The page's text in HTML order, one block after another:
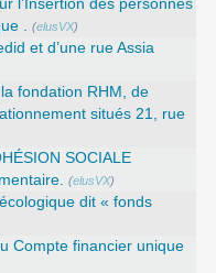
l’Insertion des personnes
.
(elusVX)
et d’une rue Assia
fondation RHM, de
situés 21, rue
SOCIALE
(elusVX)
dit « fonds
Compte financier unique